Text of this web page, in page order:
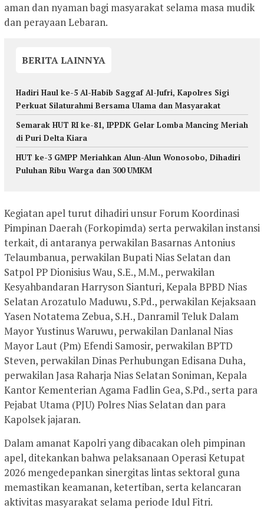
aman dan nyaman bagi masyarakat selama masa mudik
dan perayaan Lebaran.
BERITA LAINNYA
Hadiri Haul ke-5 Al-Habib Saggaf Al-Jufri, Kapolres Sigi
Perkuat Silaturahmi Bersama Ulama dan Masyarakat
Semarak HUT RI ke-81, IPPDK Gelar Lomba Mancing Meriah
di Puri Delta Kiara
HUT ke-3 GMPP Meriahkan Alun-Alun Wonosobo, Dihadiri
Puluhan Ribu Warga dan 300 UMKM
Kegiatan apel turut dihadiri unsur Forum Koordinasi
Pimpinan Daerah (Forkopimda) serta perwakilan instansi
terkait, di antaranya perwakilan Basarnas Antonius
Telaumbanua, perwakilan Bupati Nias Selatan dan
Satpol PP Dionisius Wau, S.E., M.M., perwakilan
Kesyahbandaran Harryson Sianturi, Kepala BPBD Nias
Selatan Arozatulo Maduwu, S.Pd., perwakilan Kejaksaan
Yasen Notatema Zebua, S.H., Danramil Teluk Dalam
Mayor Yustinus Waruwu, perwakilan Danlanal Nias
Mayor Laut (Pm) Efendi Samosir, perwakilan BPTD
Steven, perwakilan Dinas Perhubungan Edisana Duha,
perwakilan Jasa Raharja Nias Selatan Soniman, Kepala
Kantor Kementerian Agama Fadlin Gea, S.Pd., serta para
Pejabat Utama (PJU) Polres Nias Selatan dan para
Kapolsek jajaran.
Dalam amanat Kapolri yang dibacakan oleh pimpinan
apel, ditekankan bahwa pelaksanaan Operasi Ketupat
2026 mengedepankan sinergitas lintas sektoral guna
memastikan keamanan, ketertiban, serta kelancaran
aktivitas masyarakat selama periode Idul Fitri.